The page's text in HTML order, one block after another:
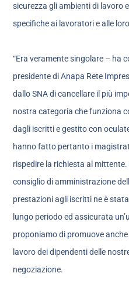
sicurezza gli ambienti di lavoro
specifiche ai lavoratori e alle
“Era veramente singolare – ha
presidente di Anapa Rete
dallo SNA di cancellare il più
nostra categoria che funziona
dagli iscritti e gestito con
hanno fatto pertanto i
rispedire la richiesta al mittente.
consiglio di amministrazione
prestazioni agli iscritti ne è
lungo periodo ed assicurata
proponiamo di promuove
lavoro dei dipendenti delle
negoziazione.